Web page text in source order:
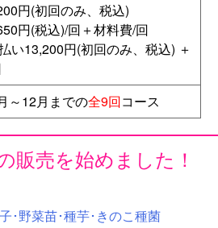
円(初回のみ、税込)
円(税込)/回＋材料費/回
い13,200円(初回のみ、税込) ＋
～12月までの全9回コース
販売を始めました！
･野菜苗･種芋･きのこ種菌